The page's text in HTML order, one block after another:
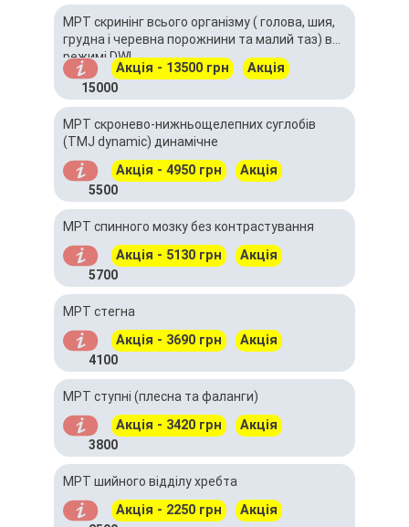
МРТ скринінг всього організму ( голова, шия,
грудна і черевна порожнини та малий таз) в
режимі DWI
Акція - 13500 грн Акція
15000
МРТ скронево-нижньощелепних суглобів
(TMJ dynamic) динамічне
Акція - 4950 грн Акція
5500
МРТ спинного мозку без контрастування
Акція - 5130 грн Акція
5700
МРТ стегна
Акція - 3690 грн Акція
4100
МРТ ступні (плесна та фаланги)
Акція - 3420 грн Акція
3800
МРТ шийного відділу хребта
Акція - 2250 грн Акція